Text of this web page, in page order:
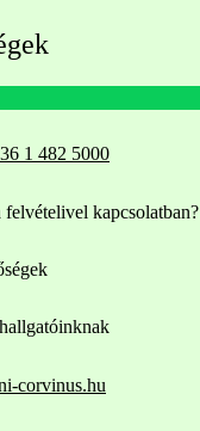
1 482 5000
felvételivel kapcsolatban?
corvinus.hu